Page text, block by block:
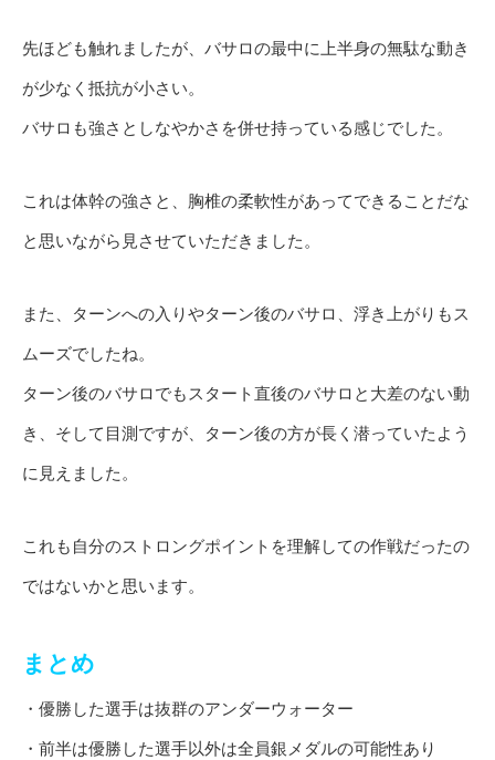
先ほども触れましたが、バサロの最中に上半身の無駄な動き
が少なく抵抗が小さい。
バサロも強さとしなやかさを併せ持っている感じでした。
これは体幹の強さと、胸椎の柔軟性があってできることだな
と思いながら見させていただきました。
また、ターンへの入りやターン後のバサロ、浮き上がりもス
ムーズでしたね。
ターン後のバサロでもスタート直後のバサロと大差のない動
き、そして目測ですが、ターン後の方が長く潜っていたよう
に見えました。
これも自分のストロングポイントを理解しての作戦だったの
ではないかと思います。
まとめ
・優勝した選手は抜群のアンダーウォーター
・前半は優勝した選手以外は全員銀メダルの可能性あり